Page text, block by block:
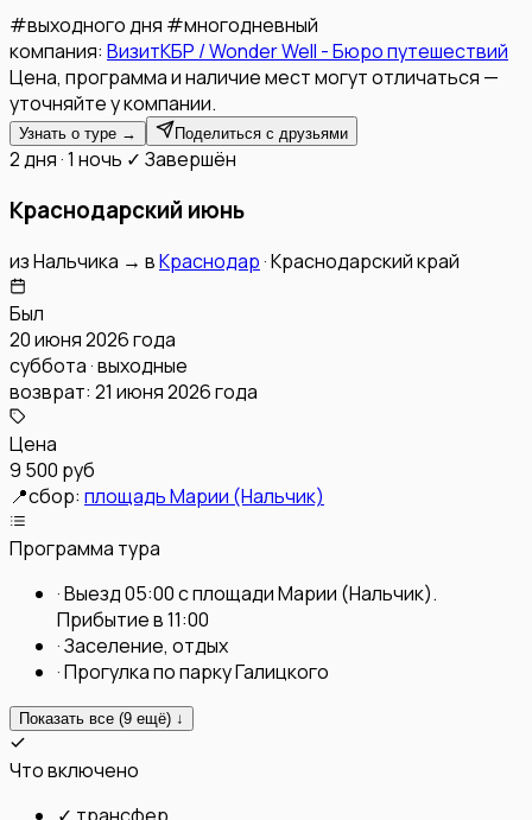
#выходного дня #многодневный
компания: ВизитКБР / Wonder Well - Бюро путешествий
Цена, программа и наличие мест могут отличаться —
уточняйте у компании.
Узнать о туре → Поделиться с друзьями
2 дня · 1 ночь ✓ Завершён
Краснодарский июнь
изНальчика → вКраснодар·Краснодарский край
Был
20 июня 2026 года
суббота · выходные
возврат: 21 июня 2026 года
Цена
9 500 руб
📍сбор: площадь Марии (Нальчик)
Программа тура
·Выезд 05:00 с площади Марии (Нальчик).
Прибытие в 11:00
·Заселение, отдых
·Прогулка по парку Галицкого
Показать все (9 ещё) ↓
Что включено